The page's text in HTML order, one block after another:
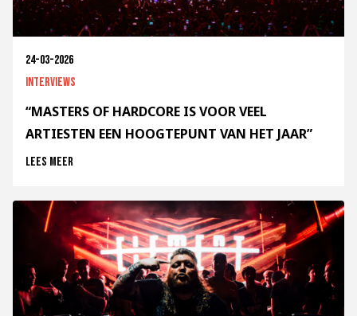
24-03-2026
Interviews
“MASTERS OF HARDCORE IS VOOR VEEL
ARTIESTEN EEN HOOGTEPUNT VAN HET JAAR”
Lees meer